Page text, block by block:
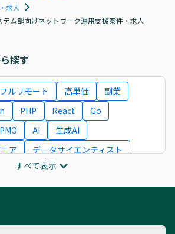
求人
テム部向けネットワーク運用支援案件・求人
探す
フルリモート 高単価
副業
PHP React
Go
PMO AI
生成AI
ア
データサイエンティスト
ITコンサルタント
ンジニア
ジニア
Webデザイナー
すべて表示